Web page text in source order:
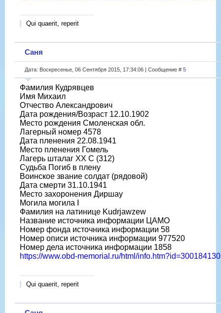
Qui quaerit, reperit
Саня
Дата: Воскресенье, 06 Сентября 2015, 17:34:06 | Сообщение # 5
Фамилия Кудрявцев
Имя Михаил
Отчество Александрович
Дата рождения/Возраст 12.10.1902
Место рождения Смоленская обл.
Лагерный номер 4578
Дата пленения 22.08.1941
Место пленения Гомель
Лагерь шталаг XX C (312)
Судьба Погиб в плену
Воинское звание солдат (рядовой)
Дата смерти 31.10.1941
Место захоронения Диршау
Могила могила I
Фамилия на латинице Kudrjawzew
Название источника информации ЦАМО
Номер фонда источника информации 58
Номер описи источника информации 977520
Номер дела источника информации 1858
https://www.obd-memorial.ru/html/info.htm?id=300184130
Qui quaerit, reperit